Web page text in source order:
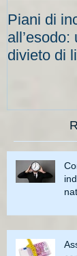
Piani di
divieto di